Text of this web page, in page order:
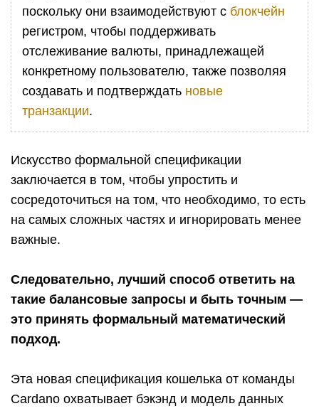
поскольку они взаимодействуют с блокчейн
регистром, чтобы поддерживать
отслеживание валюты, принадлежащей
конкретному пользователю, также позволяя
создавать и подтверждать новые
транзакции.
Искусство формальной спецификации
заключается в том, чтобы упростить и
сосредоточиться на том, что необходимо, то есть
на самых сложных частях и игнорировать менее
важные.
Следовательно, лучший способ ответить на
такие балансовые запросы и быть точным —
это принять формальный математический
подход.
Эта новая спецификация кошелька от команды
Cardano охватывает бэкэнд и модель данных